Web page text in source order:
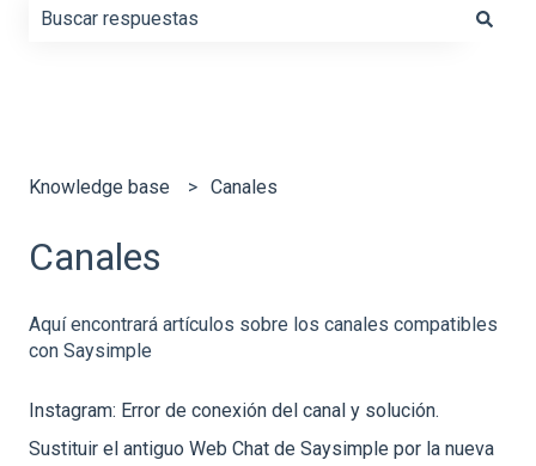
Knowledge base Canales
Canales
Aquí encontrará artículos sobre los canales compatibles
con Saysimple
Instagram: Error de conexión del canal y solución.
Sustituir el antiguo Web Chat de Saysimple por la nueva